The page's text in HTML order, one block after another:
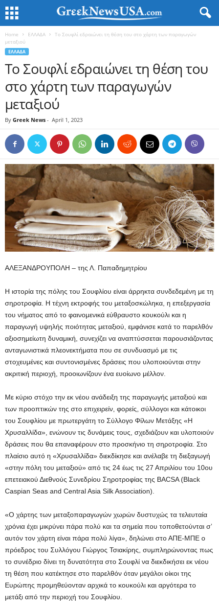
Home ΕΛΛΑΔΑ
Το Σουφλί εδραιώνει τη θέση του στο χάρτη των παραγωγών
μεταξιού
ΕΛΛΑΔΑ
Το Σουφλί εδραιώνει τη θέση του
στο χάρτη των παραγωγών
μεταξιού
By Greek News - April 1, 2023
ΑΛΕΞΑΝΔΡΟΥΠΟΛΗ – της Λ. Παπαδημητρίου
Η ιστορία της πόλης του Σουφλίου είναι άρρηκτα συνδεδεμένη με τη
σηροτροφία. Η τέχνη εκτροφής του μεταξοσκώληκα, η επεξεργασία
του νήματος από το φαινομενικά εύθραυστο κουκούλι και η
παραγωγή υψηλής ποιότητας μεταξιού, εμφάνισε κατά το παρελθόν
αξιοσημείωτη δυναμική, συνεχίζει να αναπτύσσεται παρουσιάζοντας
ανταγωνιστικά πλεονεκτήματα που σε συνδυασμό με τις
στοχευμένες και συντονισμένες δράσεις που υλοποιούνται στην
ακριτική περιοχή, προοιωνίζουν ένα ευοίωνο μέλλον.
Με κύριο στόχο την εκ νέου ανάδειξη της παραγωγής μεταξιού και
των προοπτικών της στο επιχειρείν, φορείς, σύλλογοι και κάτοικοι
του Σουφλίου με πρωτεργάτη το Σύλλογο Φίλων Μετάξης «Η
Χρυσαλλίδα», ενώνουν τις δυνάμεις τους, σχεδιάζουν και υλοποιούν
δράσεις που θα επαναφέρουν στο προσκήνιο τη σηροτροφία. Στο
πλαίσιο αυτό η «Χρυσαλλίδα» διεκδίκησε και ανέλαβε τη διεξαγωγή
«στην πόλη του μεταξιού» από τις 24 έως τις 27 Απριλίου του 10ου
επετειακού Διεθνούς Συνεδρίου Σηροτροφίας της BACSA (Black
Caspian Seas and Central Asia Silk Association).
«Ο χάρτης των μεταξοπαραγωγών χωρών δυστυχώς τα τελευταία
χρόνια έχει μικρύνει πάρα πολύ και τα σημεία που τοποθετούνται σ’
αυτόν τον χάρτη είναι πάρα πολύ λίγα», δηλώνει στο ΑΠΕ-ΜΠΕ ο
πρόεδρος του Συλλόγου Γιώργος Τσιακίρης, συμπληρώνοντας πως
το συνέδριο δίνει τη δυνατότητα στο Σουφλί να διεκδικήσει εκ νέου
τη θέση που κατέκτησε στο παρελθόν όταν μεγάλοι οίκοι της
Ευρώπης προμηθεύονταν αρχικά το κουκούλι και αργότερα το
μετάξι από την περιοχή του Σουφλίου.